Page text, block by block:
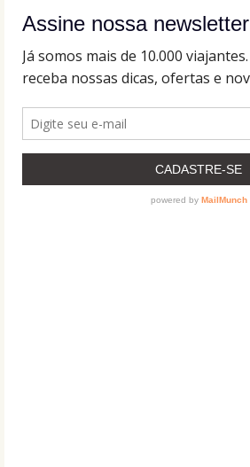
Assine nossa newsletter